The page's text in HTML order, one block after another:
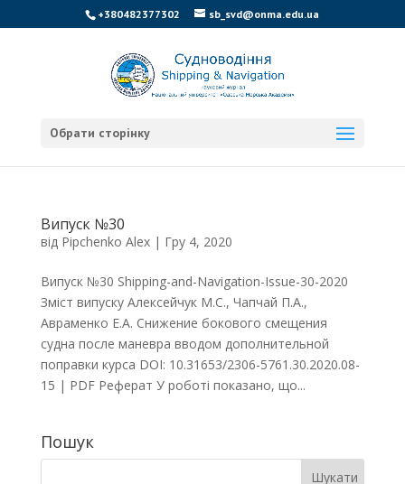
+380482377302 sb_svd@onma.edu.ua
Обрати сторінку
Випуск №30
від Pipchenko Alex| Гру 4, 2020
Випуск №30 Shipping-and-Navigation-Issue-30-2020
Зміст випуску Алексейчук М.С., Чапчай П.А.,
Авраменко Е.А. Снижение бокового смещения
судна после маневра вводом дополнительной
поправки курса DOI: 10.31653/2306-5761.30.2020.08-
15 | PDF Реферат У роботі показано, що...
Пошук